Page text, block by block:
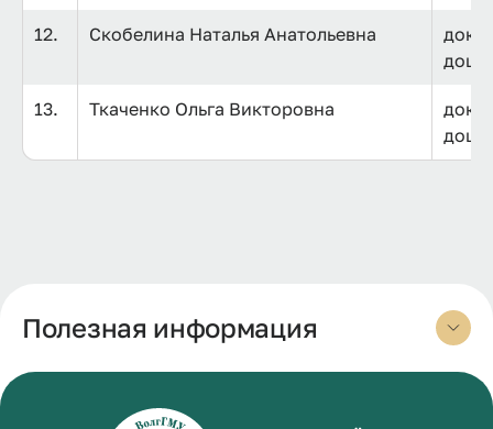
12. Скобелина Наталья Анатольевна
13. Ткаченко Ольга Викторовна
Полезная информация